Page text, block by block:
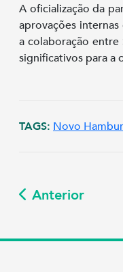
A oficialização da
aprovações
a colaboração entre
significativos para a
TAGS: Novo
Anterior